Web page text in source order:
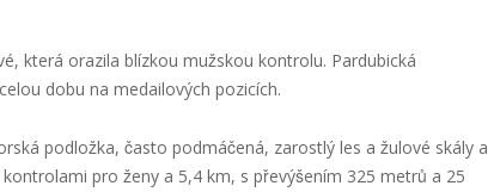
která orazila blízkou mužskou kontrolu. Pardubická
dobu na medailových pozicích.
podložka, často podmáčená, zarostlý les a žulové skály a
pro ženy a 5,4 km, s převýšením 325 metrů a 25